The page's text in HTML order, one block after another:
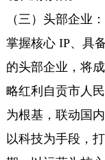
（三）头部企业
掌握核心 IP、具
的头部企业，将
略红利自贡市人
为根基，联动国
以科技为手段，